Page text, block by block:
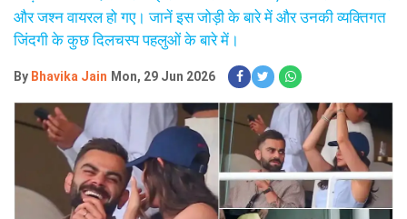
और जश्न वायरल हो गए। जानें इस जोड़ी के बारे में और उनकी व्यक्तिगत
जिंदगी के कुछ दिलचस्प पहलुओं के बारे में।
By Bhavika Jain Mon, 29 Jun 2026